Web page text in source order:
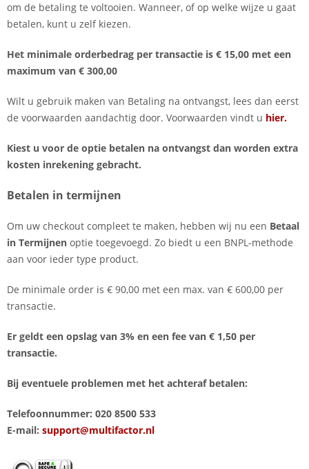
om de betaling te voltooien. Wanneer, of op welke wijze u gaat
betalen, kunt u zelf kiezen.
Het minimale orderbedrag per transactie is € 15,00 met een
maximum van € 300,00
Wilt u gebruik maken van Betaling na ontvangst, lees dan eerst
de voorwaarden aandachtig door. Voorwaarden vindt u hier.
Kiest u voor de optie betalen na ontvangst dan worden extra
kosten inrekening gebracht.
Betalen in termijnen
Om uw checkout compleet te maken, hebben wij nu een Betaal
in Termijnen optie toegevoegd. Zo biedt u een BNPL-methode
aan voor ieder type product.
De minimale order is € 90,00 met een max. van € 600,00 per
transactie.
Er geldt een opslag van 3% en een fee van € 1,50 per
transactie.
Bij eventuele problemen met het achteraf betalen:
Telefoonnummer: 020 8500 533
E-mail: support@multifactor.nl